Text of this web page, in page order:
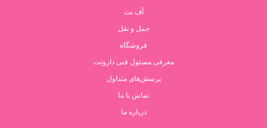
آف نت
حمل و نقل
فروشگاه
معرفی مسئول فنی دارونت
پرسش‌های متداول
تماس با ما
درباره ما